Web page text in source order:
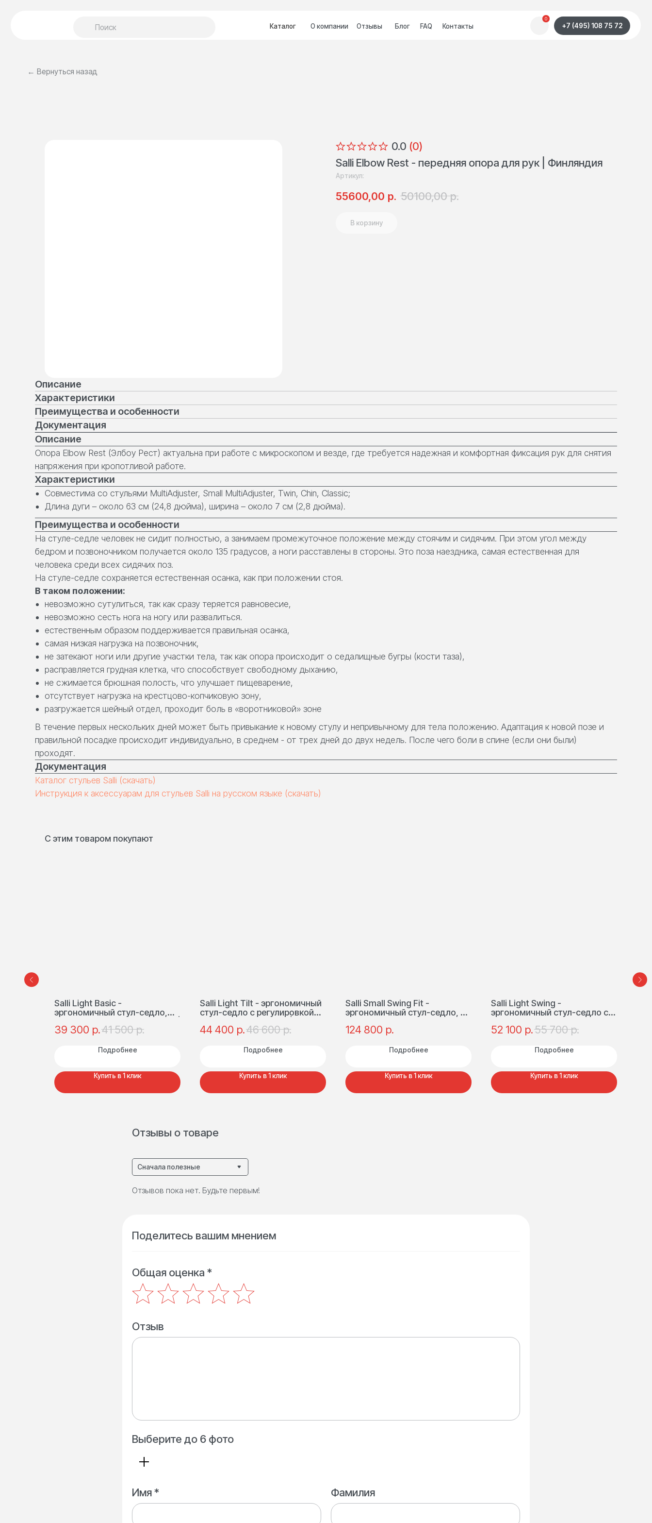
О компании Отзывы Блог FAQ Контакты +7 (495) 108 75 72
0.0 (0)
Salli Elbow Rest - передняя опора для рук | Финляндия
Артикул:
55600,00 р. 50100,00 р.
В корзину
Описание
Характеристики
Преимущества и особенности
Документация
Описание
Опора Elbow Rest (Элбоу Рест) актуальна при работе с микроскопом и везде, где требуется надежная и комфортная фиксация рук для снятия
напряжения при кропотливой работе.
Характеристики
Совместима со стульями MultiAdjuster, Small MultiAdjuster, Twin, Chin, Classic;
Длина дуги – около 63 см (24,8 дюйма), ширина – около 7 см (2,8 дюйма).
Преимущества и особенности
На стуле-седле человек не сидит полностью, а занимаем промежуточное положение между стоячим и сидячим. При этом угол между
бедром и позвоночником получается около 135 градусов, а ноги расставлены в стороны. Это поза наездника, самая естественная для
человека среди всех сидячих поз.
На стуле-седле сохраняется естественная осанка, как при положении стоя.
В таком положении:
невозможно сутулиться, так как сразу теряется равновесие,
невозможно сесть нога на ногу или развалиться.
естественным образом поддерживается правильная осанка,
самая низкая нагрузка на позвоночник,
не затекают ноги или другие участки тела, так как опора происходит о седалищные бугры (кости таза),
расправляется грудная клетка, что способствует свободному дыханию,
не сжимается брюшная полость, что улучшает пищеварение,
отсутствует нагрузка на крестцово-копчиковую зону,
разгружается шейный отдел, проходит боль в «воротниковой» зоне
В течение первых нескольких дней может быть привыкание к новому стулу и непривычному для тела положению. Адаптация к новой позе и
правильной посадке происходит индивидуально, в среднем - от трех дней до двух недель. После чего боли в спине (если они были)
проходят.
Документация
Каталог стульев Salli (скачать)
Инструкция к аксессуарам для стульев Salli на русском языке (скачать)
С этим товаром покупают
Salli Light Basic -
эргономичный стул-седло,
Финляндия
39 300 р.41 500 р.
Подробнее
Купить в 1 клик
Salli Light Tilt - эргономичный
стул-седло с регулировкой
Финляндия
44 400 р.46 600 р.
Подробнее
Купить в 1 клик
Salli Small Swing Fit -
эргономичный стул-седло, с
регулировкой расстояния
| Финляндия
124 800 р.
Подробнее
Купить в 1 клик
Salli Light Swing -
эргономичный стул-седло с
полиуретан | Финляндия
52 100 р.55 700 р.
Подробнее
Купить в 1 клик
Отзывы о товаре
Сначала полезные
Отзывов пока нет. Будьте первым!
Поделитесь вашим мнением
Общая оценка *
Отзыв
Выберите до 6 фото
Имя * Фамилия